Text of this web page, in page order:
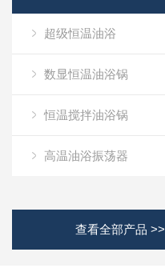
超级恒温油浴
数显恒温油浴锅
恒温搅拌油浴锅
高温油浴振荡器
查看全部产品 >>